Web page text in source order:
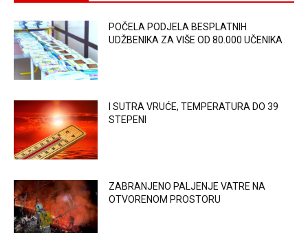
POČELA PODJELA BESPLATNIH
UDŽBENIKA ZA VIŠE OD 80.000 UČENIKA
I SUTRA VRUĆE, TEMPERATURA DO 39
STEPENI
ZABRANJENO PALJENJE VATRE NA
OTVORENOM PROSTORU